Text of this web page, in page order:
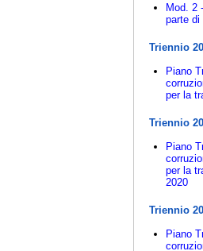
Mod. 2
parte di
Triennio
Piano
per la
Triennio
Piano
per la
2020
Triennio
Piano